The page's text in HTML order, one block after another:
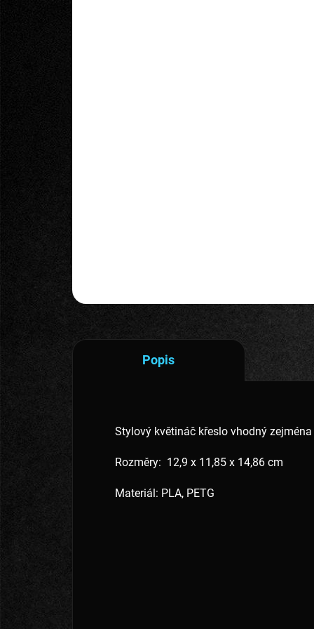
Popis
Stylový květináč křeslo vhodný
Rozměry: 12,9 x 11,85 x 14,86 cm
Materiál: PLA, PETG